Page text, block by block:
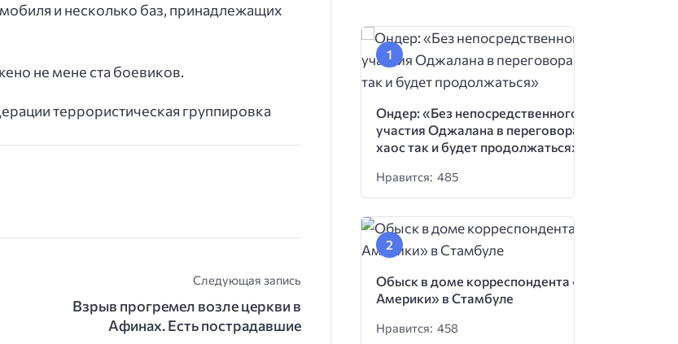
и несколько баз, принадлежащих
не мене ста боевиков.
террористическая группировка
Следующая запись
Взрыв прогремел возле церкви в
Афинах. Есть пострадавшие
Ондер: «Без непосредственного
участия Оджалана в переговорах
хаос так и будет продолжаться»
Нравится: 485
Обыск в доме корреспондента «Голоса
Америки» в Стамбуле
Нравится: 458